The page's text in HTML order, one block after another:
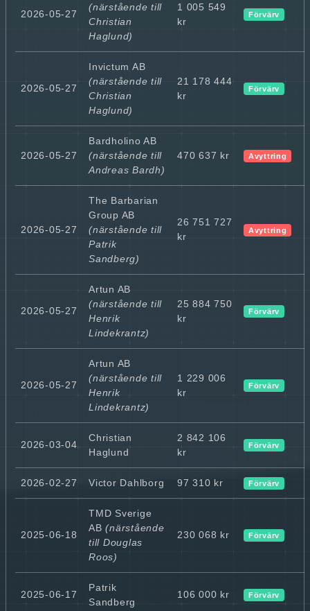
2026-05-27
(närstående till
Christian
Haglund)
1 005 549
kr
Förvärv
2026-05-27
Invictum AB
(närstående till
Christian
Haglund)
21 178 444
kr
Förvärv
2026-05-27
Bardholino AB
(närstående till
Andreas Bardh)
470 637 kr Avyttring
2026-05-27
The Barbarian
Group AB
(närstående till
Patrik
Sandberg)
26 751 727
kr
Avyttring
2026-05-27
Artun AB
(närstående till
Henrik
Lindekrantz)
25 884 750
kr
Förvärv
2026-05-27
Artun AB
(närstående till
Henrik
Lindekrantz)
1 229 006
kr
Förvärv
2026-03-04
Christian
Haglund
2 842 106
kr
Förvärv
2026-02-27 Victor Dahlborg 97 310 kr Förvärv
2025-06-18
TMD Sverige
AB (närstående
till Douglas
Roos)
230 068 kr Förvärv
2025-06-17
Patrik
Sandberg
106 000 kr Förvärv